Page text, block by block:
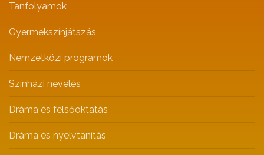
Tanfolyamok
Gyermekszínjátszás
Nemzetközi programok
Színházi nevelés
Dráma és felsőoktatás
Dráma és nyelvtanítás